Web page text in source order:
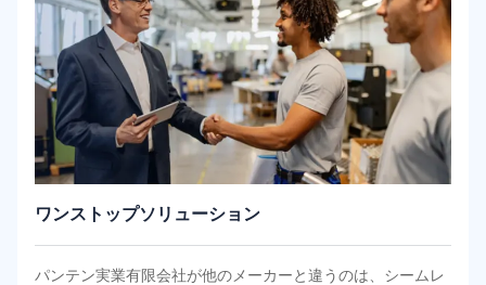
ワンストップソリューション
パンテン実業有限会社が他のメーカーと違うのは、シームレ